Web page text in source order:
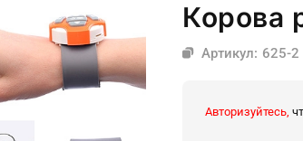
Корова
Артикул: 625-2
Авторизуйтесь,